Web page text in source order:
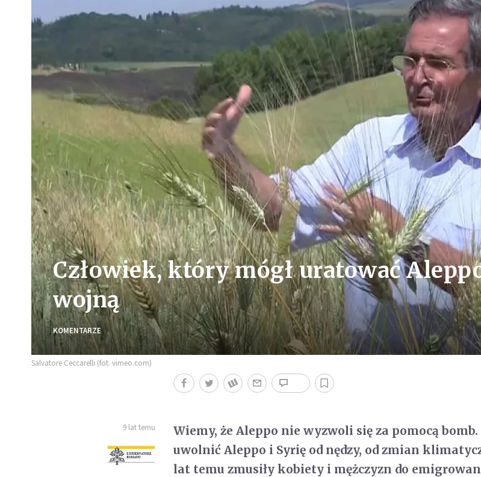
Człowiek, który mógł uratować
wojną
KOMENTARZE
Salvatore Ceccarelli (fot. vimeo.com)
9 lat temu
Wiemy, że Aleppo nie wyzwoli się za pomocą bomb.
uwolnić Aleppo i Syrię od nędzy, od zmian
lat temu zmusiły kobiety i mężczyzn do